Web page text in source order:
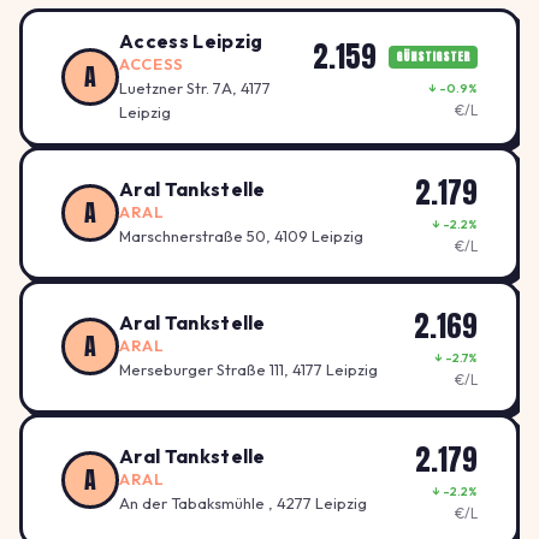
A
Access Leipzig
ACCESS
Luetzner Str. 7A, 4177
Leipzig
2.159 GÜNSTIGSTER
↓ -0.9%
€/L
A
Aral Tankstelle
ARAL
Marschnerstraße 50, 4109 Leipzig
2.179
↓ -2.2%
€/L
A
Aral Tankstelle
ARAL
Merseburger Straße 111, 4177 Leipzig
2.169
↓ -2.7%
€/L
A
Aral Tankstelle
ARAL
An der Tabaksmühle , 4277 Leipzig
2.179
↓ -2.2%
€/L